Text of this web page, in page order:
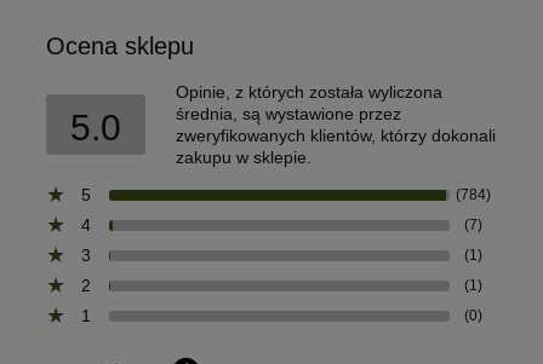
Ocena sklepu
5.0
Opinie, z których została wyliczona
średnia, są wystawione przez
zweryfikowanych klientów, którzy dokonali
zakupu w sklepie.
5
(784)
4 (7)
3 (1)
2 (1)
1 (0)